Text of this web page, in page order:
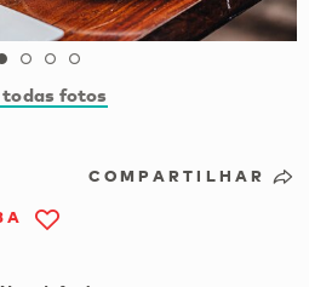
todas fotos
COMPARTILHAR